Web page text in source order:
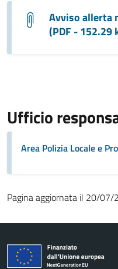
Avviso allerta
(PDF - 152.29
Ufficio
Area Polizia Locale e
Pagina aggiornata il 20/07/